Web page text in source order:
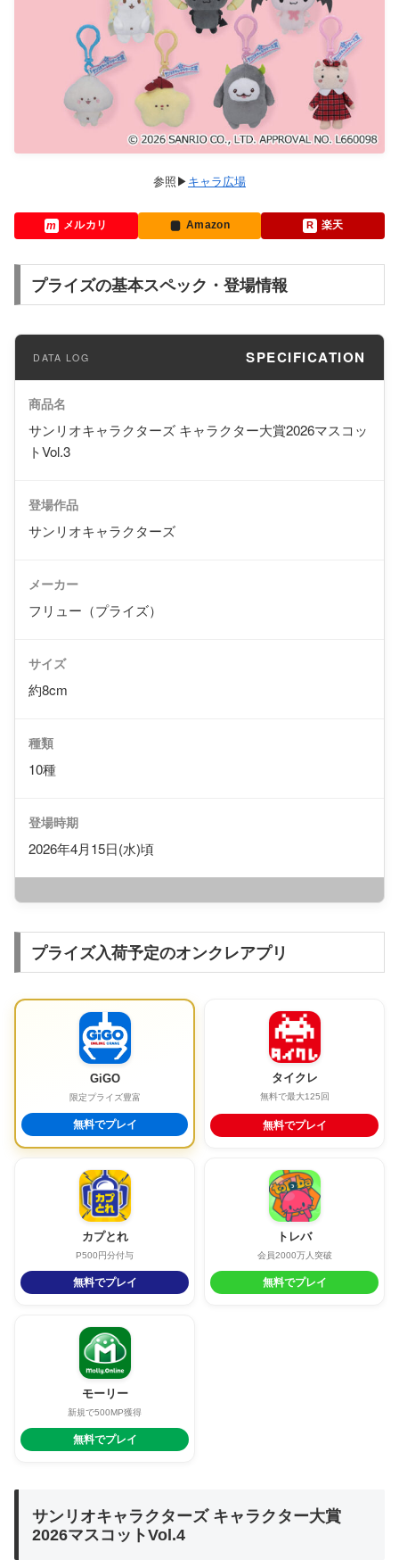
キャラ広場
メルカリ Amazon 楽天
プライズの基本スペック・登場情報
SPECIFICATION
商品名
サンリオキャラクターズ キャラクター大賞2026マスコッ
トVol.3
登場作品
サンリオキャラクターズ
メーカー
フリュー（プライズ）
サイズ
約8cm
種類
10種
登場時期
2026年4月15日(水)頃
プライズ入荷予定のオンクレアプリ
GiGO
限定プライズ豊富
無料でプレイ
タイクレ
無料で最大125回
無料でプレイ
カプとれ
P500円分付与
無料でプレイ
トレバ
会員2000万人突破
無料でプレイ
モーリー
新規で500MP獲得
無料でプレイ
サンリオキャラクターズ キャラクター大賞
2026マスコットVol.4